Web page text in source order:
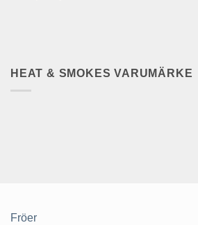
HEAT & SMOKES VARUMÄRKE
Fröer